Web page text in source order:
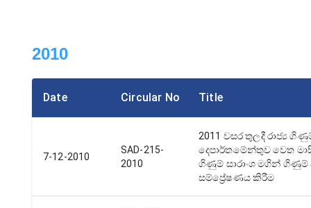
2010
Date Circular No Title
7-12-2010
SAD-215-
2010
2011 වසර තුලදී රාජ්‍ය
දෙපාර්තමේන්තුව වෙත
ගිණුම් සාරාංශ මගින් ගිණුම්
සම්ප්‍රේෂණය කිරීම